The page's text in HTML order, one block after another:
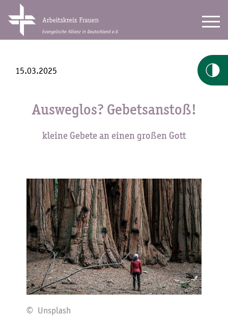
15.03.2025
Ausweglos? Gebetsanstoß!
kleine Gebete an einen großen Gott
© Unsplash